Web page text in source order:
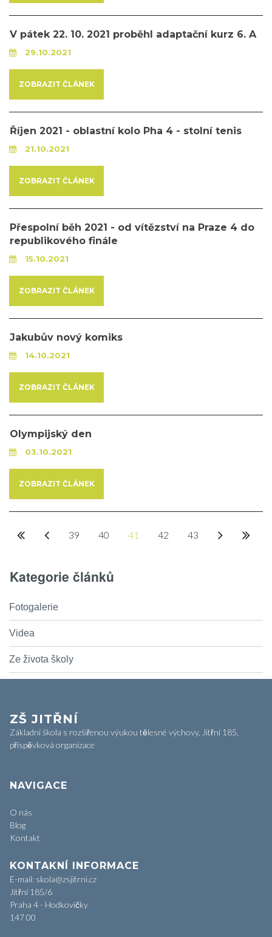
V pátek 22. 10. 2021 proběhl adaptační kurz 6. A
29.10.2021
ZOBRAZIT ČLÁNEK
Říjen 2021 - oblastní kolo Pha 4 - stolní tenis
21.10.2021
ZOBRAZIT ČLÁNEK
Přespolní běh 2021 - od vítězství na Praze 4 do
republikového finále
15.10.2021
ZOBRAZIT ČLÁNEK
Jakubův nový komiks
14.10.2021
ZOBRAZIT ČLÁNEK
Olympijský den
03.10.2021
ZOBRAZIT ČLÁNEK
39 40 41 42 43
Kategorie článků
Fotogalerie
Videa
Ze života školy
ZŠ JITŘNÍ
Základní škola s rozšířenou výukou tělesné výchovy, Jitřní 185,
příspěvková organizace
NAVIGACE
O nás
Blog
Kontakt
KONTAKNÍ INFORMACE
E-mail: skola@zsjitrni.cz
Jitřní 185/6
Praha 4 - Hodkovičky
147 00